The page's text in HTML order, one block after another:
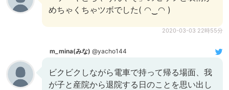
めちゃくちゃツボでした( ◠‿◠ )
2020-03-03 22時55分
m_mina(みな) @yacho144
ビクビクしながら電車で持って帰る場面、我
が子と産院から退院する日のことを思い出し